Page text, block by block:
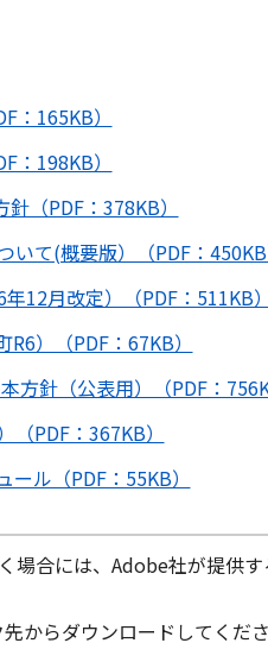
：165KB）
：198KB）
（PDF：378KB）
て(概要版）（PDF：450KB
12月改定）（PDF：511KB）
）（PDF：67KB）
針（公表用）（PDF：
PDF：367KB）
ル（PDF：55KB）
場合には、Adobe社が提供
からダウンロードしてくださ